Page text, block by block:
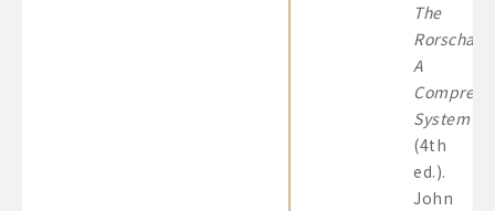
The
A
System
(4th
ed.).
John